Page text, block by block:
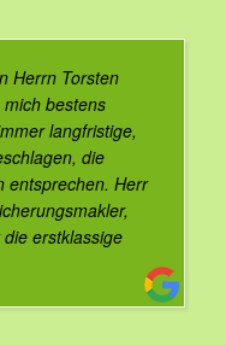
Herrn Torsten
bestens
langfristige,
die
entsprechen. Herr
erstklassige